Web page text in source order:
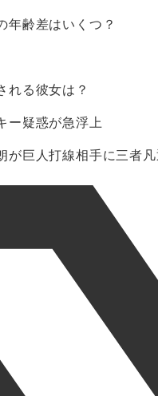
年齢差はいくつ？
れる彼女は？
ー疑惑が急浮上
が巨人打線相手に三者